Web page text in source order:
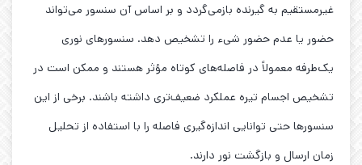
غیرمستقیم به گیرنده بازمی‌گردد و بر اساس آن سنسور می‌تواند
حضور یا عدم حضور شیء را تشخیص دهد. سنسورهای نوری
یک‌طرفه معمولاً در فاصله‌های کوتاه مؤثر هستند و ممکن است در
تشخیص اجسام تیره عملکرد ضعیف‌تری داشته باشند. برخی از این
سنسورها حتی توانایی اندازه‌گیری فاصله را با استفاده از تحلیل
زمان ارسال و بازگشت نور دارند.